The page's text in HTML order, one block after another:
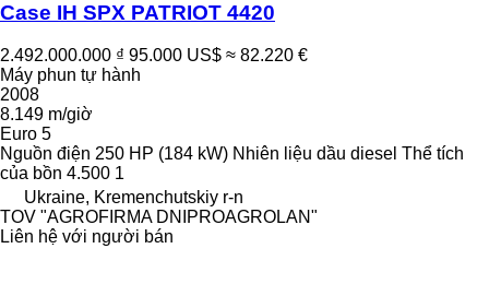
Case IH SPX PATRIOT 4420
2.492.000.000 ₫ 95.000 US$ ≈ 82.220 €
Máy phun tự hành
2008
8.149 m/giờ
Euro 5
Nguồn điện 250 HP (184 kW) Nhiên liệu dầu diesel Thể tích
của bồn 4.500 1
Ukraine, Kremenchutskiy r-n
TOV "AGROFIRMA DNIPROAGROLAN"
Liên hệ với người bán